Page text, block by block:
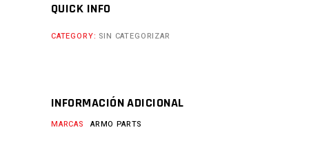
QUICK INFO
CATEGORY: SIN CATEGORIZAR
INFORMACIÓN ADICIONAL
MARCAS ARMO PARTS